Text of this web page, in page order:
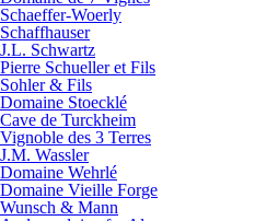
Schaeffer-Woerly
Schaffhauser
J.L. Schwartz
Pierre Schueller et Fils
Sohler & Fils
Domaine Stoecklé
Cave de Turckheim
Vignoble des 3 Terres
J.M. Wassler
Domaine Wehrlé
Domaine Vieille Forge
Wunsch & Mann